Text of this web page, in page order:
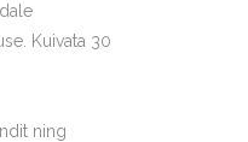
Kuivata 30
ning